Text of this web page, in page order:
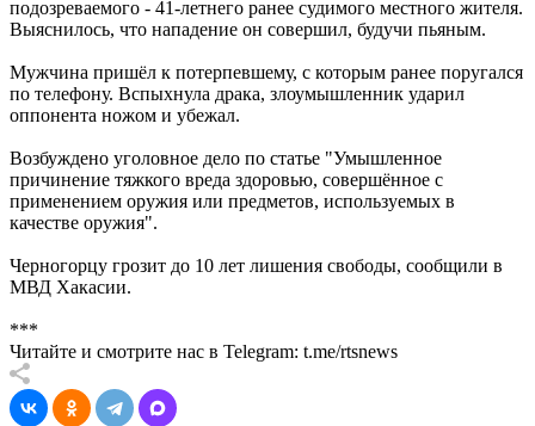
подозреваемого - 41-летнего ранее судимого местного жителя.
Выяснилось, что нападение он совершил, будучи пьяным.
Мужчина пришёл к потерпевшему, с которым ранее поругался
по телефону. Вспыхнула драка, злоумышленник ударил
оппонента ножом и убежал.
Возбуждено уголовное дело по статье "Умышленное
причинение тяжкого вреда здоровью, совершённое с
применением оружия или предметов, используемых в
качестве оружия".
Черногорцу грозит до 10 лет лишения свободы, сообщили в
МВД Хакасии.
***
Читайте и смотрите нас в Telegram: t.me/rtsnews